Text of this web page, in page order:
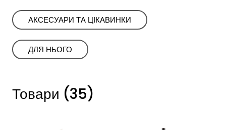
АКСЕСУАРИ ТА ЦІКАВИНКИ
ㅤㅤДЛЯ НЬОГОㅤㅤ
Товари (35)